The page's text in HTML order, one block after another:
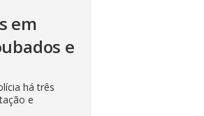
em
e
há três
e